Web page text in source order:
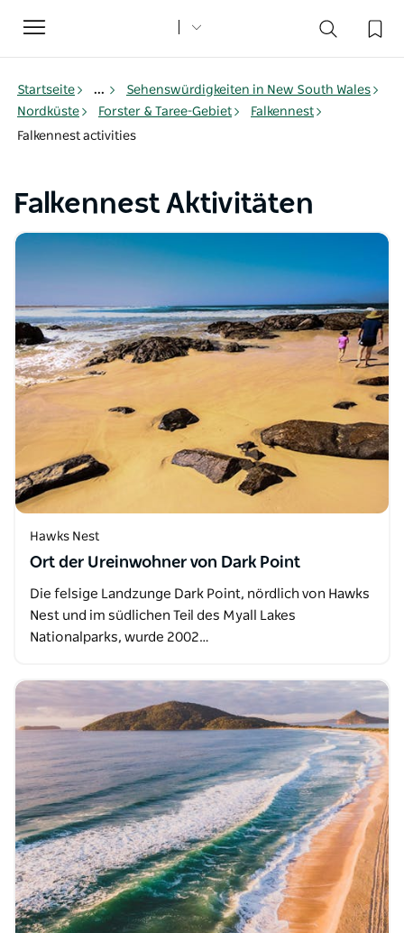
Toggle
navigation
Startseite ...
Sehenswürdigkeiten in New South Wales
Nordküste
Forster & Taree-Gebiet
Falkennest
Falkennest activities
Falkennest Aktivitäten
Hawks Nest
Ort der Ureinwohner von Dark Point
Die felsige Landzunge Dark Point, nördlich von Hawks
Nest und im südlichen Teil des Myall Lakes
Nationalparks, wurde 2002…